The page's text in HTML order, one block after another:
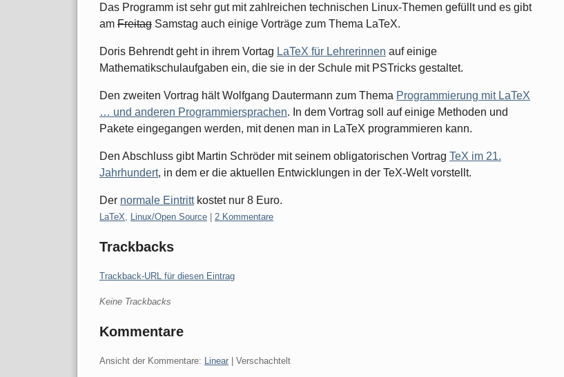
Das Programm ist sehr gut mit zahlreichen technischen Linux-Themen gefüllt und es gibt
am Freitag Samstag auch einige Vorträge zum Thema LaTeX.
Doris Behrendt geht in ihrem Vortag LaTeX für Lehrerinnen auf einige
Mathematikschulaufgaben ein, die sie in der Schule mit PSTricks gestaltet.
Den zweiten Vortrag hält Wolfgang Dautermann zum Thema Programmierung mit LaTeX
… und anderen Programmiersprachen. In dem Vortrag soll auf einige Methoden und
Pakete eingegangen werden, mit denen man in LaTeX programmieren kann.
Den Abschluss gibt Martin Schröder mit seinem obligatorischen Vortrag TeX im 21.
Jahrhundert, in dem er die aktuellen Entwicklungen in der TeX-Welt vorstellt.
Der normale Eintrittkostet nur 8 Euro.
Kategorien:
LaTeX Linux/Open Source | 2 Kommentare
Trackbacks
Trackback-URL für diesen Eintrag
Keine Trackbacks
Kommentare
Ansicht der Kommentare: Linear | Verschachtelt